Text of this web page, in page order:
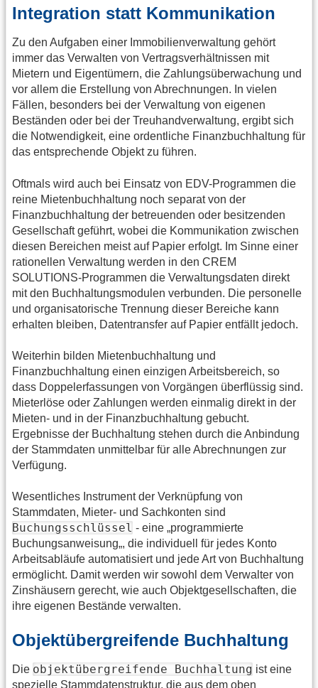
Integration statt Kommunikation
Zu den Aufgaben einer Immobilienverwaltung gehört
immer das Verwalten von Vertragsverhältnissen mit
Mietern und Eigentümern, die Zahlungsüberwachung und
vor allem die Erstellung von Abrechnungen. In vielen
Fällen, besonders bei der Verwaltung von eigenen
Beständen oder bei der Treuhandverwaltung, ergibt sich
die Notwendigkeit, eine ordentliche Finanzbuchhaltung für
das entsprechende Objekt zu führen.
Oftmals wird auch bei Einsatz von EDV-Programmen die
reine Mietenbuchhaltung noch separat von der
Finanzbuchhaltung der betreuenden oder besitzenden
Gesellschaft geführt, wobei die Kommunikation zwischen
diesen Bereichen meist auf Papier erfolgt. Im Sinne einer
rationellen Verwaltung werden in den CREM
SOLUTIONS-Programmen die Verwaltungsdaten direkt
mit den Buchhaltungsmodulen verbunden. Die personelle
und organisatorische Trennung dieser Bereiche kann
erhalten bleiben, Datentransfer auf Papier entfällt jedoch.
Weiterhin bilden Mietenbuchhaltung und
Finanzbuchhaltung einen einzigen Arbeitsbereich, so
dass Doppelerfassungen von Vorgängen überflüssig sind.
Mieterlöse oder Zahlungen werden einmalig direkt in der
Mieten- und in der Finanzbuchhaltung gebucht.
Ergebnisse der Buchhaltung stehen durch die Anbindung
der Stammdaten unmittelbar für alle Abrechnungen zur
Verfügung.
Wesentliches Instrument der Verknüpfung von
Stammdaten, Mieter- und Sachkonten sind
Buchungsschlüssel - eine „programmierte
Buchungsanweisung„, die individuell für jedes Konto
Arbeitsabläufe automatisiert und jede Art von Buchhaltung
ermöglicht. Damit werden wir sowohl dem Verwalter von
Zinshäusern gerecht, wie auch Objektgesellschaften, die
ihre eigenen Bestände verwalten.
Objektübergreifende Buchhaltung
Die objektübergreifende Buchhaltung ist eine
spezielle Stammdatenstruktur, die aus dem oben